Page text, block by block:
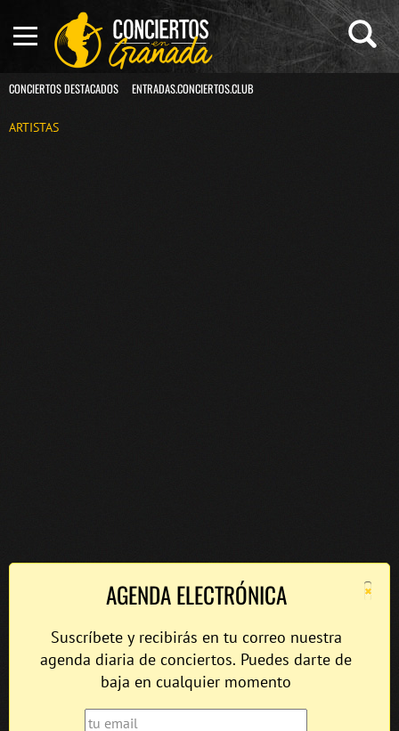
CONCIERTOS DESTACADOS ENTRADAS.CONCIERTOS.CLUB
ARTISTAS
×
AGENDA ELECTRÓNICA
Suscríbete y recibirás en tu correo nuestra
agenda diaria de conciertos. Puedes darte de
baja en cualquier momento